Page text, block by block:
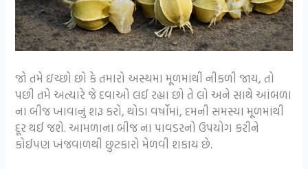
જો તમે ઇચ્છો છો કે તમારો અસ્થમા મૂળમાંથી નીકળી જાય, તો
પછી તમે અત્યારે જે દવાઓ લઈ રહ્યા છો તે લો અને સાથે આંબળા
ના બીજ ખાવાનું શરૂ કરો, થોડા વર્ષોમાં, દમની સમસ્યા મૂળમાંથી
દૂર થઈ જશે. આમળાના બીજ ના પાવડરનો ઉપયોગ કરીને
કોઈપણ ખંજવાળથી છુટકારો મેળવી શકાય છે.